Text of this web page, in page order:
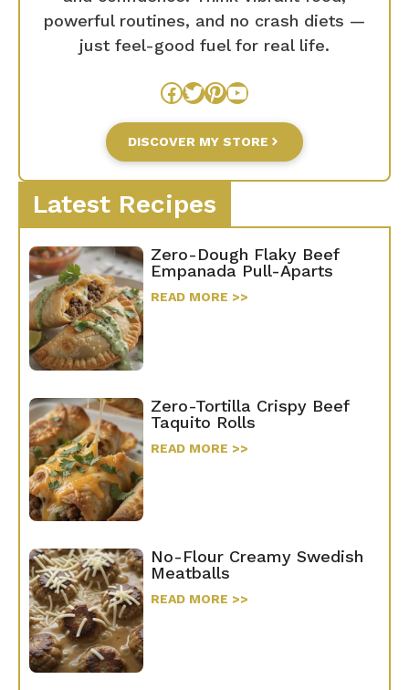
powerful routines, and no crash diets —
just feel-good fuel for real life.
Facebook
Twitter
Pinterest
YouTube
DISCOVER MY STORE
Latest Recipes
Zero-Dough Flaky Beef
Empanada Pull-Aparts
READ MORE >>
Zero-Tortilla Crispy Beef
Taquito Rolls
READ MORE >>
No-Flour Creamy Swedish
Meatballs
READ MORE >>